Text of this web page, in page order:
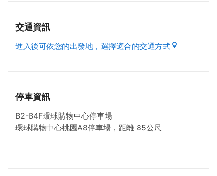
交通資訊
進入後可依您的出發地，選擇適合的交通方式
停車資訊
B2-B4F環球購物中心停車場
環球購物中心桃園A8停車場，距離 85公尺